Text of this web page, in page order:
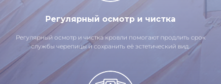
Регулярный осмотр и чистка
Регулярный осмотр и чистка кровли помогают продлить срок
службы черепицы и сохранить её эстетический вид.